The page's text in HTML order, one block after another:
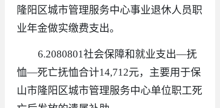
隆阳区城市管理服务中心事业退休人员职
业年金做实缴费支出。
6.2080801社会保障和就业支出—抚
恤—死亡抚恤合计14,712元，主要用于保
山市隆阳区城市管理服务中心单位职工死